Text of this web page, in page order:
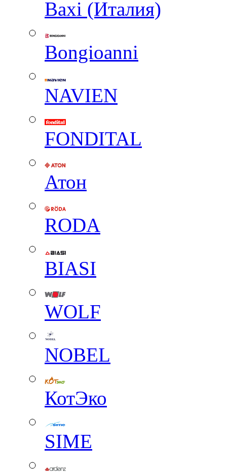
Baxi (Италия)
Вongioanni
NAVIEN
FONDITAL
Атон
RODA
BIASI
WOLF
NOBEL
КотЭко
SIME